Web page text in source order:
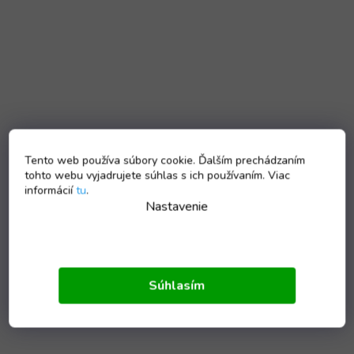
Tento web používa súbory cookie. Ďalším prechádzaním
tohto webu vyjadrujete súhlas s ich používaním. Viac
informáciítu.
Nastavenie
Súhlasím